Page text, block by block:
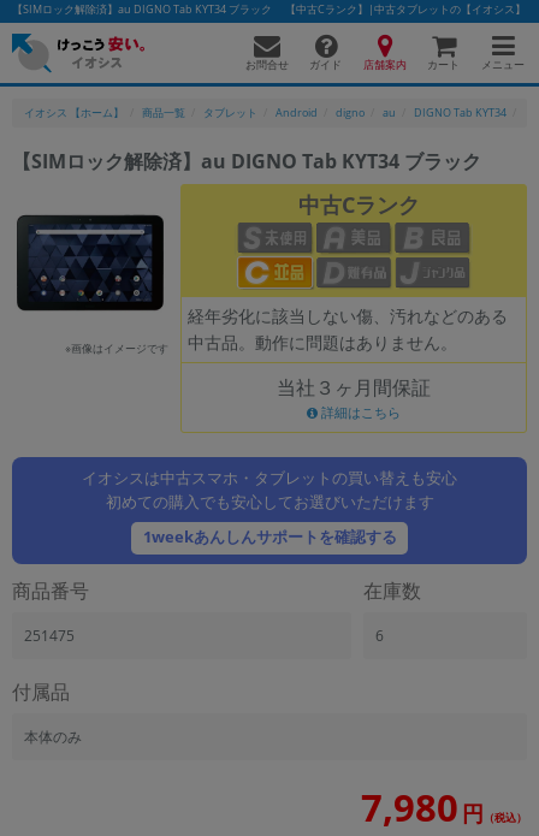
【SIMロック解除済】au DIGNO Tab KYT34 ブラック 【中古Cランク】|中古タブレットの【イオシス】
お問合せ ガイド 店舗案内 カート メニュー
イオシス 【ホーム】 商品一覧 タブレット Android digno au DIGNO Tab KYT34
【SIMロック解除済】au DIGNO Tab KYT34 ブラック
※画像はイメージです
中古Cランク
経年劣化に該当しない傷、汚れなどのある
中古品。動作に問題はありません。
当社３ヶ月間保証
詳細はこちら
イオシスは中古スマホ・タブレットの買い替えも安心
初めての購入でも安心してお選びいただけます
1weekあんしんサポートを確認する
商品番号
251475
在庫数
6
付属品
本体のみ
7,980 円 （税込）
かんたんパソコン検索に切り替える
フリーワード
EliteBookMacBook
商品シリーズ名・ブランド名の絞り込み。
「iPhone」「Xperia」「Galaxy」など
メーカー
「Apple」「SONY」「SHARP」など
商品の搭載機能による絞り込み